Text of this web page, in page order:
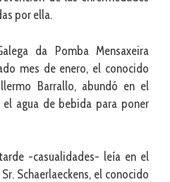
por ella.
da Pomba Mensaxeira
mes de enero, el conocido
Barrallo, abundó en el
agua de bebida para poner
-casualidades- leía en el
Schaerlaeckens, el conocido